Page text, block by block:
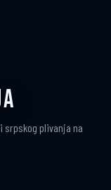
srpskog plivanja na